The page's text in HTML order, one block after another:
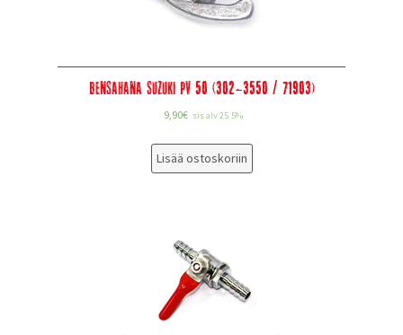
Bensahana Suzuki PV 50 (302-3550 / 71903)
9,90€ sis alv 25.5%
Lisää ostoskoriin